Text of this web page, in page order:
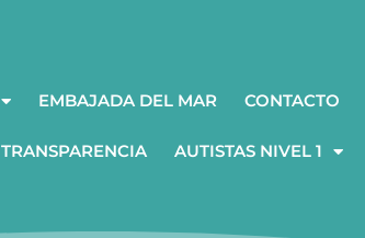
EMBAJADA DEL MAR CONTACTO
TRANSPARENCIA AUTISTAS NIVEL 1